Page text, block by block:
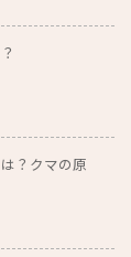
？クマの原